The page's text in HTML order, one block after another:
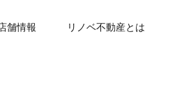
舗情報 リノベ不動産とは